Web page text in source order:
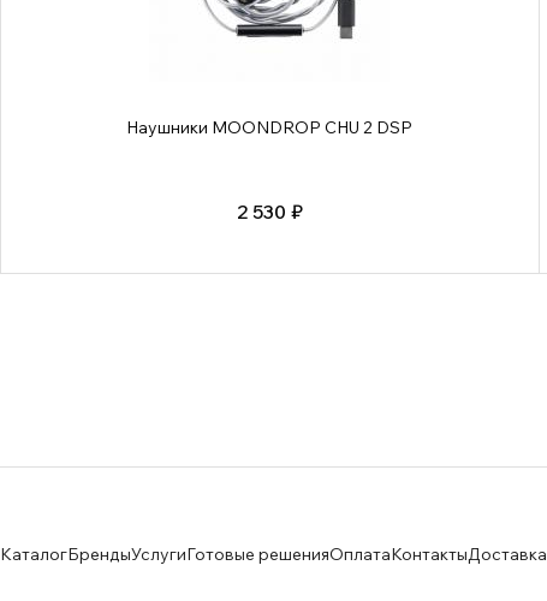
Наушники MOONDROP CHU 2 DSP
2 530 ₽
КаталогБрендыУслугиГотовые решенияОплатаКонтактыДоставка